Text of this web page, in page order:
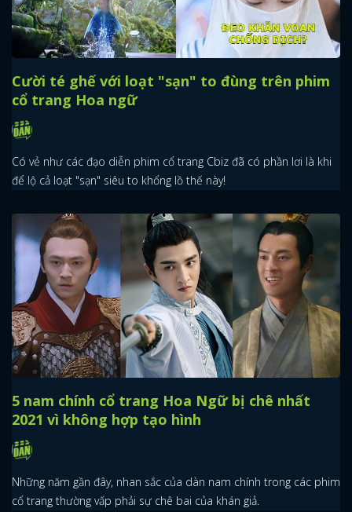
Cười té ghế với loạt "sạn" to đùng trên phim
cổ trang Hoa ngữ
Có vẻ như các đạo diễn phim cổ trang Cbiz đã có phần lơi là khi
để lộ cả loạt "sạn" siêu to khổng lồ thế này!
5 nam chính cổ trang Hoa Ngữ bị chê nhất
2021 vì không hợp tạo hình
Những năm gần đây, nhan sắc của dàn nam chính trong các phim
cổ trang thường vấp phải sự chê bai của khán giả.